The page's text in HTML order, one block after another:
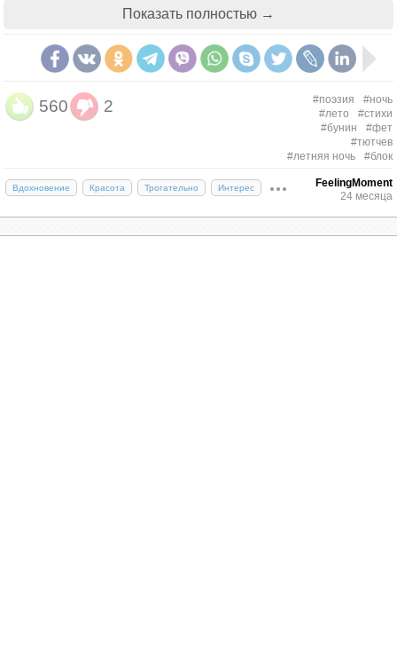
Показать полностью →
560 2 #поэзия
#ночь
#лето
#стихи
#бунин
#фет
#тютчев
#летняя ночь
#блок
Вдохновение Красота Трогательно Интерес
FeelingMoment
24 месяца